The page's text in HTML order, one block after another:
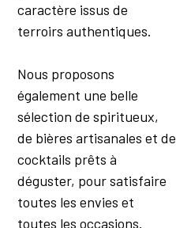
caractère issus de
terroirs authentiques.
Nous proposons
également une belle
sélection de spiritueux,
de bières artisanales et de
cocktails prêts à
déguster, pour satisfaire
toutes les envies et
toutes les occasions.